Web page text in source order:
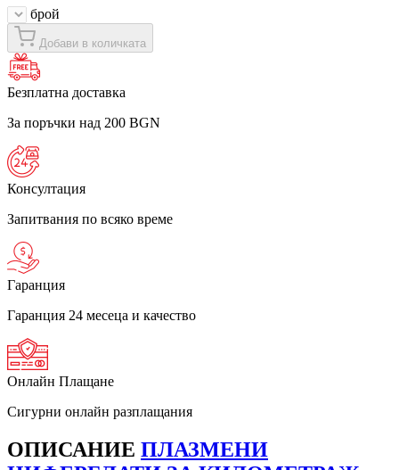
брой
Добави в количката
Безплатна доставка
За поръчки над 200 BGN
Консултация
Запитвания по всяко време
Гаранция
Гаранция 24 месеца и качество
Онлайн Плащане
Сигурни онлайн разплащания
ОПИСАНИЕ ПЛАЗМЕНИ